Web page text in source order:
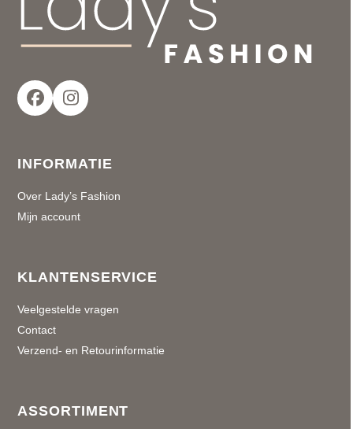
FacebookInstagram
INFORMATIE
Over Lady’s Fashion
Mijn account
KLANTENSERVICE
Veelgestelde vragen
Contact
Verzend- en Retourinformatie
ASSORTIMENT